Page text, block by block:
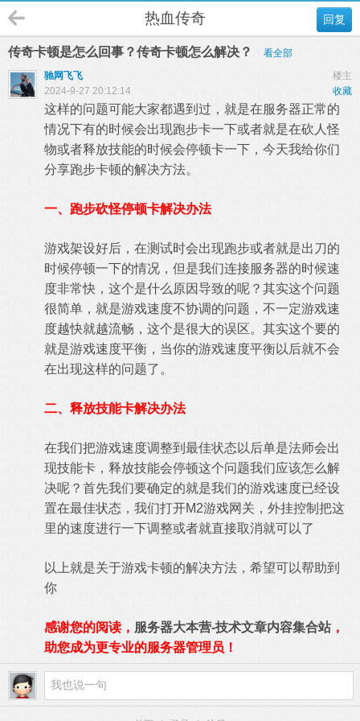
回复
热血传奇
传奇卡顿是怎么回事？传奇卡顿怎么解决？
看全部
楼主
驰网飞飞
收藏
2024-9-27 20:12:14
这样的问题可能大家都遇到过，就是在服务器正常的
情况下有的时候会出现跑步卡一下或者就是在砍人怪
物或者释放技能的时候会停顿卡一下，今天我给你们
分享跑步卡顿的解决方法。
一、跑步砍怪停顿卡解决办法
游戏架设好后，在测试时会出现跑步或者就是出刀的
时候停顿一下的情况，但是我们连接服务器的时候速
度非常快，这个是什么原因导致的呢？其实这个问题
很简单，就是游戏速度不协调的问题，不一定游戏速
度越快就越流畅，这个是很大的误区。其实这个要的
就是游戏速度平衡，当你的游戏速度平衡以后就不会
在出现这样的问题了。
二、释放技能卡解决办法
在我们把游戏速度调整到最佳状态以后单是法师会出
现技能卡，释放技能会停顿这个问题我们应该怎么解
决呢？首先我们要确定的就是我们的游戏速度已经设
置在最佳状态，我们打开M2游戏网关，外挂控制把这
里的速度进行一下调整或者就直接取消就可以了
以上就是关于游戏卡顿的解决方法，希望可以帮助到
你
感谢您的阅读， 服务器大本营-技术文章内容集合站，
助您成为更专业的服务器管理员！